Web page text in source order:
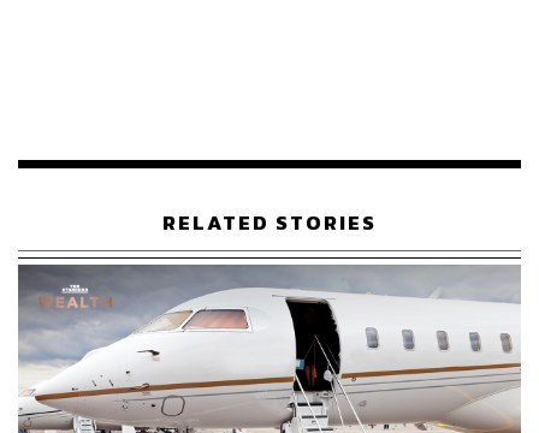
RELATED STORIES